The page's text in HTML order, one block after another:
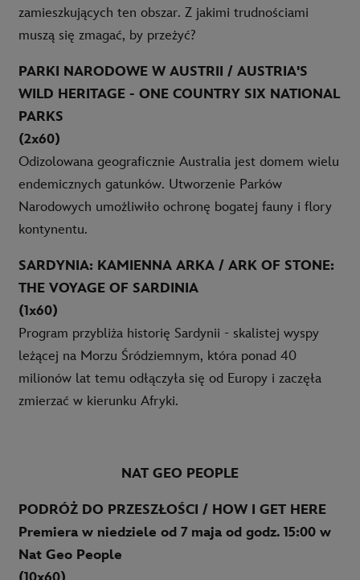
zamieszkujących ten obszar. Z jakimi trudnościami
muszą się zmagać, by przeżyć?
PARKI NARODOWE W AUSTRII / AUSTRIA'S
WILD HERITAGE - ONE COUNTRY SIX NATIONAL
PARKS
(2x60)
Odizolowana geograficznie Australia jest domem wielu
endemicznych gatunków. Utworzenie Parków
Narodowych umożliwiło ochronę bogatej fauny i flory
kontynentu.
SARDYNIA: KAMIENNA ARKA / ARK OF STONE:
THE VOYAGE OF SARDINIA
(1x60)
Program przybliża historię Sardynii - skalistej wyspy
leżącej na Morzu Śródziemnym, która ponad 40
milionów lat temu odłączyła się od Europy i zaczęła
zmierzać w kierunku Afryki.
NAT GEO PEOPLE
PODRÓŻ DO PRZESZŁOŚCI / HOW I GET HERE
Premiera w niedziele od 7 maja od godz. 15:00 w
Nat Geo People